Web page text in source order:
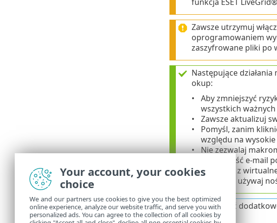
Zawsze utrzymuj
oprogramowaniem
zaszyfrowane pliki po
Następujące
okup:
Aby zmniejszyć
wszystkich
Zawsze aktualizuj
Pomyśl, zanim
względu na
Nie zezwalaj
wiadomość e-mail
Korzystaj z
Nigdy nie używaj
Aby uzyskać
okup.
Your account, your cookies
choice
We and our partners use cookies to give you the best optimized
online experience, analyze our website traffic, and serve you with
personalized ads. You can agree to the collection of all cookies by